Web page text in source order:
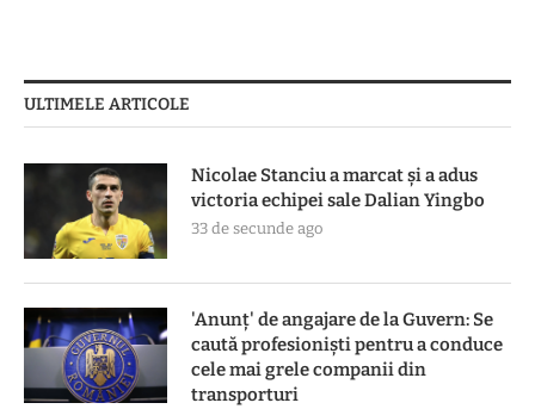
ULTIMELE ARTICOLE
Nicolae Stanciu a marcat și a adus
victoria echipei sale Dalian Yingbo
33 de secunde ago
'Anunț' de angajare de la Guvern: Se
caută profesioniști pentru a conduce
cele mai grele companii din
transporturi